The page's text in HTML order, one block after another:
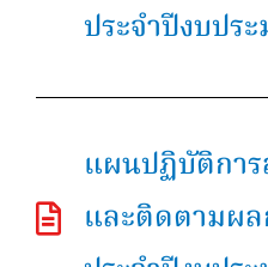
ประจำปีงบปร
แผนปฏิบัติการ
และติดตามผล